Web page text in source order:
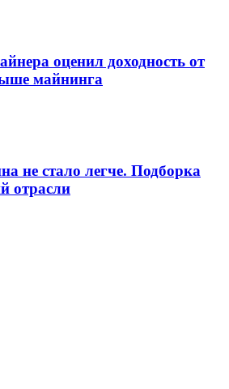
оценил доходность от
майнинга
не стало легче. Подборка
отрасли